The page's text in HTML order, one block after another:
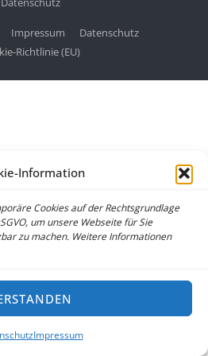
Information
Cookies auf der Rechtsgrundlage
um unsere Webseite für Sie
zu machen. Weitere Informationen
Impressum
Impressum
Datenschutz
Richtlinie (EU)